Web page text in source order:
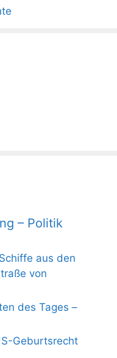
– Politik
aus den
von
des Tages –
Geburtsrecht